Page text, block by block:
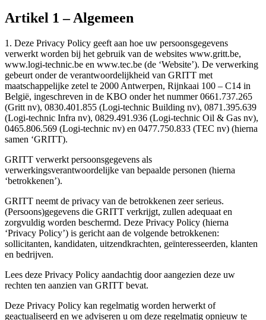
Artikel 1 – Algemeen
1. Deze Privacy Policy geeft aan hoe uw persoonsgegevens
verwerkt worden bij het gebruik van de websites www.gritt.be,
www.logi-technic.be en www.tec.be (de ‘Website’). De verwerking
gebeurt onder de verantwoordelijkheid van GRITT met
maatschappelijke zetel te 2000 Antwerpen, Rijnkaai 100 – C14 in
België, ingeschreven in de KBO onder het nummer 0661.737.265
(Gritt nv), 0830.401.855 (Logi-technic Building nv), 0871.395.639
(Logi-technic Infra nv), 0829.491.936 (Logi-technic Oil & Gas nv),
0465.806.569 (Logi-technic nv) en 0477.750.833 (TEC nv) (hierna
samen ‘GRITT).
GRITT verwerkt persoonsgegevens als
verwerkingsverantwoordelijke van bepaalde personen (hierna
‘betrokkenen’).
GRITT neemt de privacy van de betrokkenen zeer serieus.
(Persoons)gegevens die GRITT verkrijgt, zullen adequaat en
zorgvuldig worden beschermd. Deze Privacy Policy (hierna
‘Privacy Policy’) is gericht aan de volgende betrokkenen:
sollicitanten, kandidaten, uitzendkrachten, geïnteresseerden, klanten
en bedrijven.
Lees deze Privacy Policy aandachtig door aangezien deze uw
rechten ten aanzien van GRITT bevat.
Deze Privacy Policy kan regelmatig worden herwerkt of
geactualiseerd en we adviseren u om deze regelmatig opnieuw te